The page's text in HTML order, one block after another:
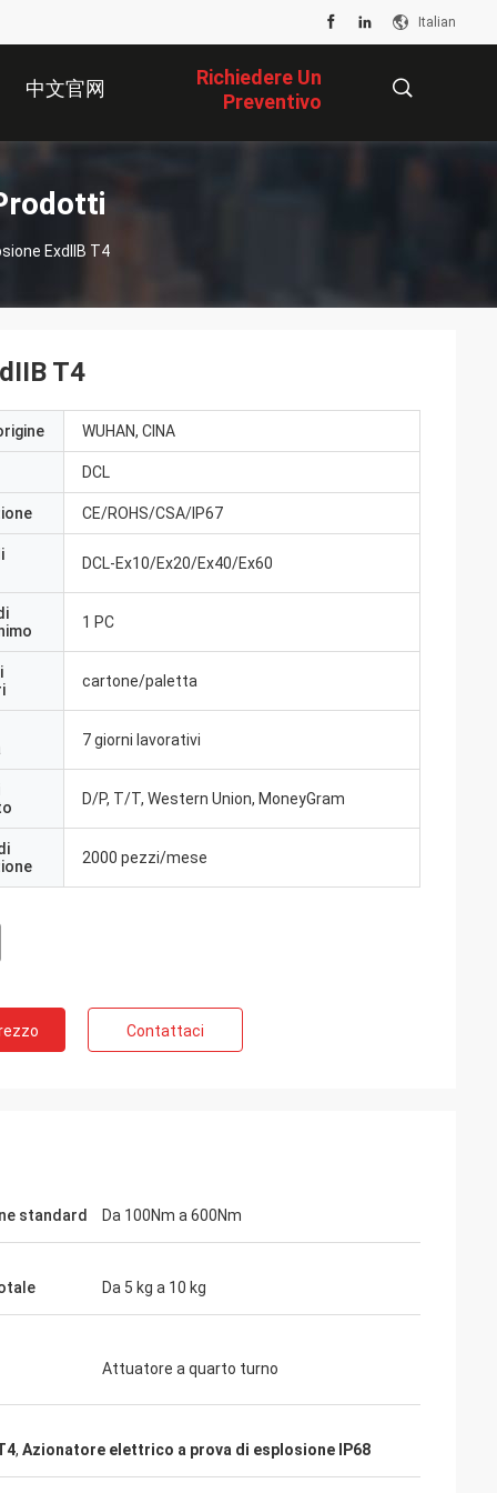
Italian
中文官网
Richiedere Un
Preventivo
ExdIIB T4
da oltre 6
utilizzati
centrali
il mondo
T4
WUHAN, CINA
DCL
CE/ROHS/CSA/IP67
DCL-Ex10/Ex20/Ex40/Ex60
1 PC
cartone/paletta
7 giorni lavorativi
D/P, T/T, Western Union, MoneyGram
2000 pezzi/mese
Contattaci
standard Da 100Nm a 600Nm
Da 5 kg a 10 kg
Attuatore a quarto turno
, Azionatore elettrico a prova di esplosione IP68